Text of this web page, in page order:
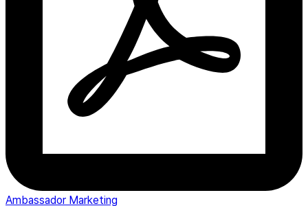
Ambassador Marketing